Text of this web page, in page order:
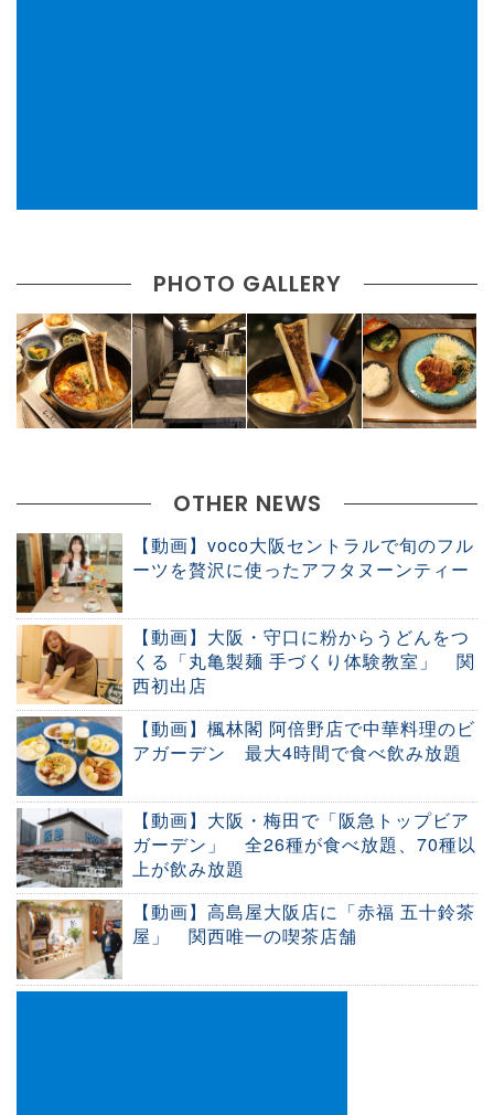
PHOTO GALLERY
OTHER NEWS
【動画】voco大阪セントラルで旬のフル
ーツを贅沢に使ったアフタヌーンティー
【動画】大阪・守口に粉からうどんをつ
くる「丸亀製麺 手づくり体験教室」 関
西初出店
【動画】楓林閣 阿倍野店で中華料理のビ
アガーデン 最大4時間で食べ飲み放題
【動画】大阪・梅田で「阪急トップビア
ガーデン」 全26種が食べ放題、70種以
上が飲み放題
【動画】高島屋大阪店に「赤福 五十鈴茶
屋」 関西唯一の喫茶店舗